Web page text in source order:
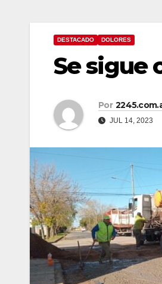
DESTACADO DOLORES
Se sigue
Por
JUL 14, 2023